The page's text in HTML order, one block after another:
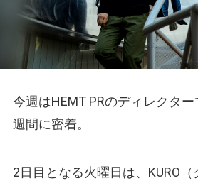
今週はHEMT PRのディレクタ
週間に密着。
2日目となる火曜日は、KURO